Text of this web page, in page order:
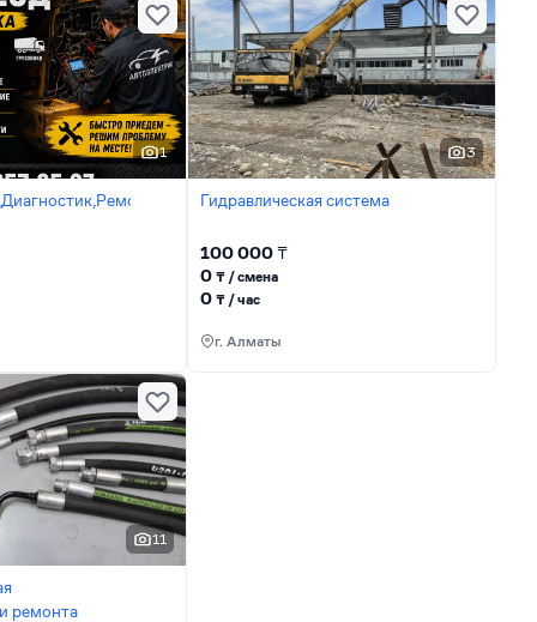
1 3
Гидравлическая система
100 000₸
0 ₸ / сменa
0 ₸ / час
г. Алматы
11
ремонта